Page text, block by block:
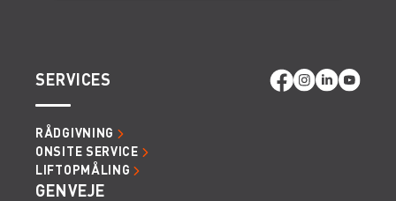
SERVICES
RÅDGIVNING
ONSITE SERVICE
LIFTOPMÅLING
GENVEJE